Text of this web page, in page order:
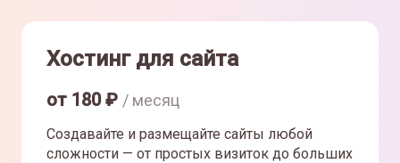
Хостинг для сайта
от 180₽ / месяц
Создавайте и размещайте сайты любой
сложности — от простых визиток до больших